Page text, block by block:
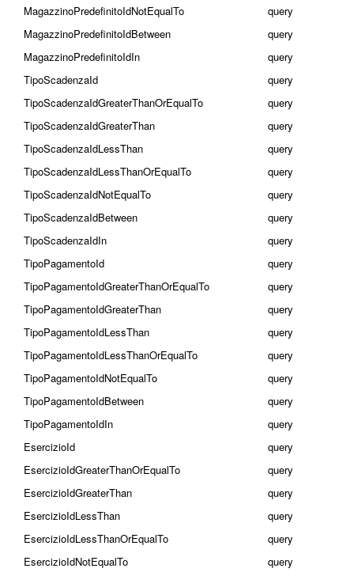
MagazzinoPredefinitoIdNotEqualTo
query
MagazzinoPredefinitoIdBetween
query
MagazzinoPredefinitoIdIn
query
TipoScadenzaId
query
TipoScadenzaIdGreaterThanOrEqualTo
query
TipoScadenzaIdGreaterThan
query
TipoScadenzaIdLessThan
query
TipoScadenzaIdLessThanOrEqualTo
query
TipoScadenzaIdNotEqualTo
query
TipoScadenzaIdBetween
query
TipoScadenzaIdIn
query
TipoPagamentoId
query
TipoPagamentoIdGreaterThanOrEqualTo
query
TipoPagamentoIdGreaterThan
query
TipoPagamentoIdLessThan
query
TipoPagamentoIdLessThanOrEqualTo
query
TipoPagamentoIdNotEqualTo
query
TipoPagamentoIdBetween
query
TipoPagamentoIdIn
query
EsercizioId
query
EsercizioIdGreaterThanOrEqualTo
query
EsercizioIdGreaterThan
query
EsercizioIdLessThan
query
EsercizioIdLessThanOrEqualTo
query
EsercizioIdNotEqualTo
query